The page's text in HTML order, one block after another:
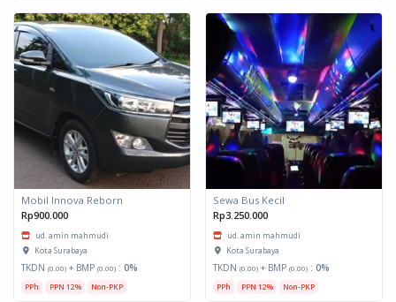
Mobil Innova Reborn
Rp900.000
ud. amin mahmudi
Kota Surabaya
TKDN (0.00) + BMP (0.00) : 0%
PPh PPN 12% Non-PKP
Sewa Bus Kecil
Rp3.250.000
ud. amin mahmudi
Kota Surabaya
TKDN (0.00) + BMP (0.00) : 0%
PPh PPN 12% Non-PKP